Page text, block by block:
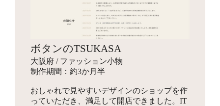
ボタンのTSUKASA
大阪府 / ファッション小物
制作期間：約3か月半
おしゃれで見やすいデザインのショップを作
っていただき、満足して開店できました。IT